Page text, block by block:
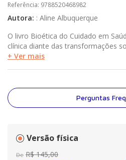
Referência: 9788520468982
Autora: : Aline Albuquerque
O livro Bioética do Cuidado em
clínica diante das transformações
que marcam os cuidados em saúde
pelo envelhecimento populacional,
pela presença da inteligência
Bioética do Cuidado em Saúde
valores como empatia,
diálogo e a ética nas relações clínicas.
+ Ver mais
Perguntas
Versão física
De R$ 145,00